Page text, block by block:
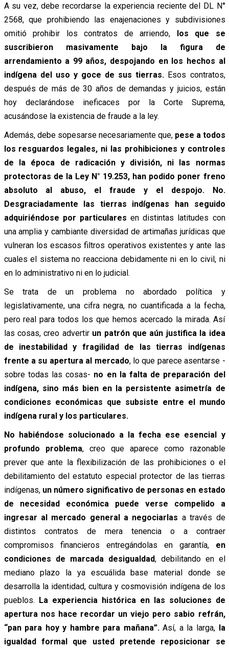
A su vez, debe recordarse la experiencia reciente del DL N°
2568, que prohibiendo las enajenaciones y subdivisiones
omitió prohibir los contratos de arriendo, los que se
suscribieron masivamente bajo la figura de
arrendamiento a 99 años, despojando en los hechos al
indígena del uso y goce de sus tierras. Esos contratos,
después de más de 30 años de demandas y juicios, están
hoy declarándose ineficaces por la Corte Suprema,
acusándose la existencia de fraude a la ley.
Además, debe sopesarse necesariamente que, pese a todos
los resguardos legales, ni las prohibiciones y controles
de la época de radicación y división, ni las normas
protectoras de la Ley N° 19.253, han podido poner freno
absoluto al abuso, el fraude y el despojo. No.
Desgraciadamente las tierras indígenas han seguido
adquiriéndose por particulares en distintas latitudes con
una amplia y cambiante diversidad de artimañas jurídicas que
vulneran los escasos filtros operativos existentes y ante las
cuales el sistema no reacciona debidamente ni en lo civil, ni
en lo administrativo ni en lo judicial.
Se trata de un problema no abordado política y
legislativamente, una cifra negra, no cuantificada a la fecha,
pero real para todos los que hemos acercado la mirada. Así
las cosas, creo advertir un patrón que aún justifica la idea
de inestabilidad y fragilidad de las tierras indígenas
frente a su apertura al mercado, lo que parece asentarse -
sobre todas las cosas- no en la falta de preparación del
indígena, sino más bien en la persistente asimetría de
condiciones económicas que subsiste entre el mundo
indígena rural y los particulares.
No habiéndose solucionado a la fecha ese esencial y
profundo problema, creo que aparece como razonable
prever que ante la flexibilización de las prohibiciones o el
debilitamiento del estatuto especial protector de las tierras
indígenas, un número significativo de personas en estado
de necesidad económica puede verse compelido a
ingresar al mercado general a negociarlas a través de
distintos contratos de mera tenencia o a contraer
compromisos financieros entregándolas en garantía, en
condiciones de marcada desigualdad, debilitando en el
mediano plazo la ya escuálida base material donde se
desarrolla la identidad, cultura y cosmovisión indígena de los
pueblos. La experiencia histórica en las soluciones de
apertura nos hace recordar un viejo pero sabio refrán,
“pan para hoy y hambre para mañana”. Así, a la larga, la
igualdad formal que usted pretende reposicionar se